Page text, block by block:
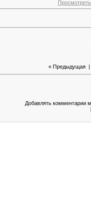
« Предыдущая|
Добавлять комментарии